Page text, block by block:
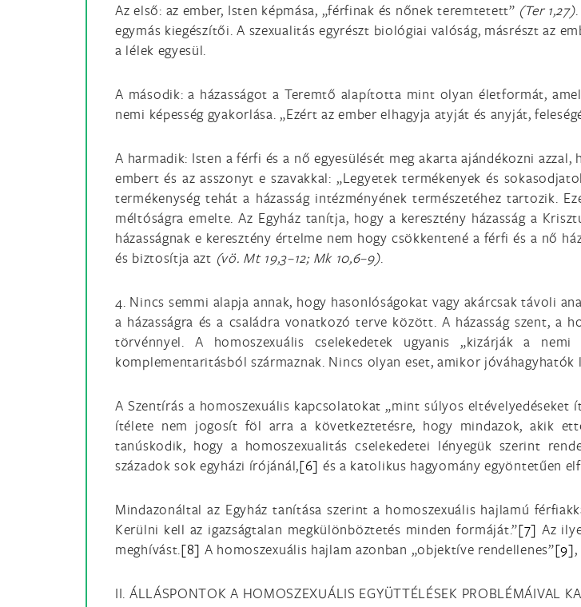
Az első: az ember, Isten képmása, „férfinak és nőnek teremtetett” (Ter 1,27)
egymás kiegészítői. A szexualitás egyrészt biológiai valóság, másrészt az
a lélek egyesül.
A második: a házasságot a Teremtő alapította mint olyan életformát,
nemi képesség gyakorlása. „Ezért az ember elhagyja atyját és anyját,
A harmadik: Isten a férfi és a nő egyesülését meg akarta ajándékozni
embert és az asszonyt e szavakkal: „Legyetek termékenyek és
termékenység tehát a házasság intézményének természetéhez tartozik.
méltóságra emelte. Az Egyház tanítja, hogy a keresztény házasság a
házasságnak e keresztény értelme nem hogy csökkentené a férfi és a nő
és biztosítja azt (vö. Mt 19,3–12; Mk 10,6–9).
4. Nincs semmi alapja annak, hogy hasonlóságokat vagy akárcsak távoli
a házasságra és a családra vonatkozó terve között. A házasság szent, a
törvénnyel. A homoszexuális cselekedetek ugyanis „kizárják a
komplementaritásból származnak. Nincs olyan eset, amikor jóváhagyhatók
A Szentírás a homoszexuális kapcsolatokat „mint súlyos eltévelyedéseket
ítélete nem jogosít föl arra a következtetésre, hogy mindazok, akik
tanúskodik, hogy a homoszexualitás cselekedetei lényegük szerint
századok sok egyházi írójánál,[6] és a katolikus hagyomány egyöntetűen
Mindazonáltal az Egyház tanítása szerint a homoszexuális hajlamú
Kerülni kell az igazságtalan megkülönböztetés minden formáját.”[7] Az
meghívást.[8] A homoszexuális hajlam azonban „objektíve rendellenes”[9]
II. ÁLLÁSPONTOK A HOMOSZEXUÁLIS EGYÜTTÉLÉSEK PROBLÉMÁIVAL